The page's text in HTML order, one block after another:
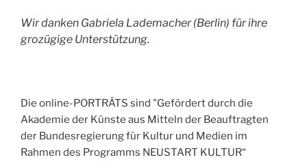
Wir danken Gabriela Lademacher (Berlin) für ihre
grozügige Unterstützung.
Die online-PORTRÄTS sind "Gefördert durch die
Akademie der Künste aus Mitteln der Beauftragten
der Bundesregierung für Kultur und Medien im
Rahmen des Programms NEUSTART KULTUR“